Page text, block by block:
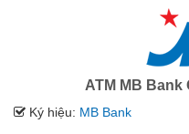
ATM MB Bank
Ký hiệu: MB Bank